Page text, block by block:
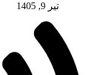
تیر 9, 1405